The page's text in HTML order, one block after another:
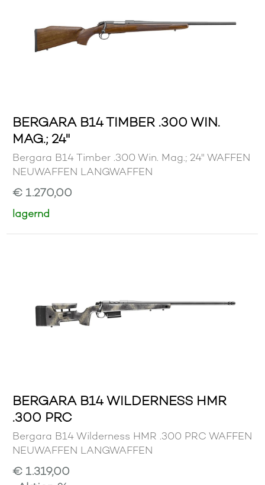
BERGARA B14 TIMBER .300 WIN.
MAG.; 24"
Bergara B14 Timber .300 Win. Mag.; 24" WAFFEN
NEUWAFFEN LANGWAFFEN
€ 1.270,00
lagernd
BERGARA B14 WILDERNESS HMR
.300 PRC
Bergara B14 Wilderness HMR .300 PRC WAFFEN
NEUWAFFEN LANGWAFFEN
€ 1.319,00